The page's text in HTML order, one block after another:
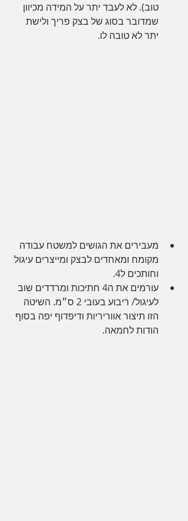
טוב). לא לעבד יתר על המידה מכיוון
שמדובר בסוג של בצק פריך ולישת
יתר לא טובה לו.
מעבירים את הגושים למשטח עבודה
מקומח ומאחדים לבצק ומייצרים עיגול
וחותכים ל4.
עורמים את ה4 חתיכות ומרדדים שוב
לעיגול/ ריבוע בעובי 2 ס״מ. השיטה
הזו תיצור אווריריות ודיפדוף יפה בסוף
הודות לחמאה.